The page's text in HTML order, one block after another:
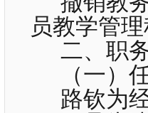
员教学管
二、职
（一）
路钦为